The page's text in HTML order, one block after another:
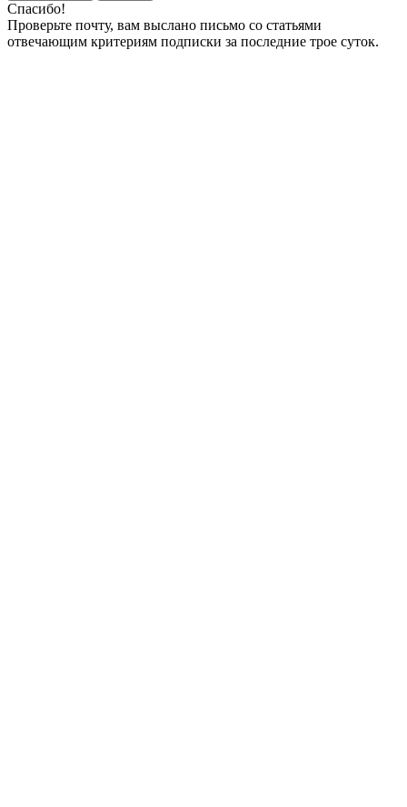
Спасибо!
Проверьте почту, вам выслано письмо со статьями
отвечающим критериям подписки за последние трое суток.